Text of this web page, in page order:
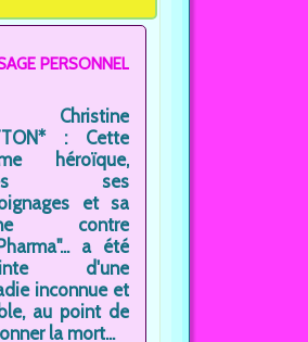
PERSONNEL
Christine
: Cette
héroïque,
ses
et sa
contre
a été
d'une
inconnue et
au point de
la mort...